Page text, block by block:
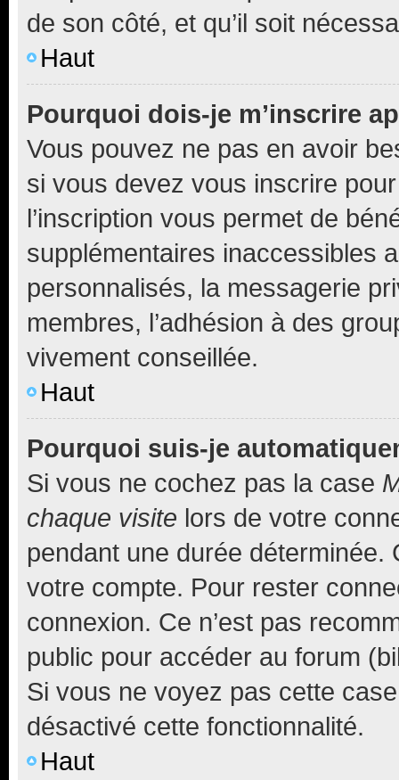
de son côté, et qu’il soit
Haut
Pourquoi dois-je m’inscrire
Vous pouvez ne pas en avoir
si vous devez vous inscrire
l’inscription vous permet de
supplémentaires inaccessibles
personnalisés, la messagerie
membres, l’adhésion à des
vivement conseillée.
Haut
Pourquoi suis-je
Si vous ne cochez pas la case
chaque visite lors de votre
pendant une durée déterminée.
votre compte. Pour rester
connexion. Ce n’est pas
public pour accéder au forum
Si vous ne voyez pas cette
désactivé cette fonctionnalité.
Haut